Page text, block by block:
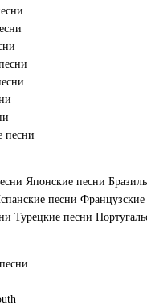
песни
Японские песни
песни Французские
Турецкие песни